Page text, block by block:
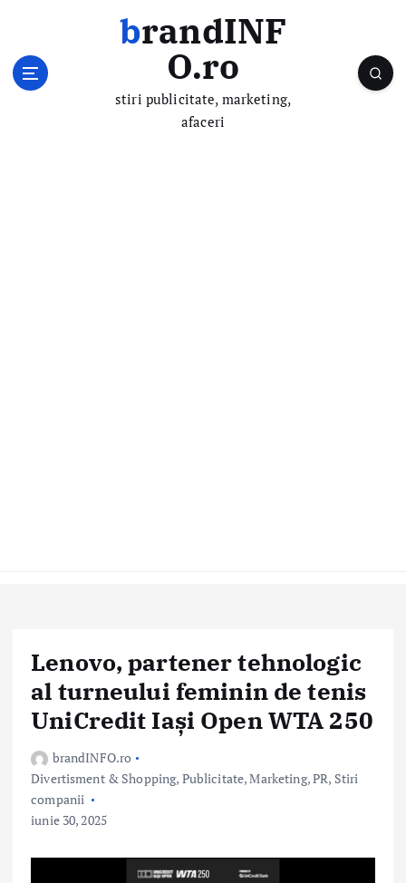
brandINF
O.ro
stiri publicitate, marketing,
afaceri
Lenovo, partener tehnologic
al turneului feminin de tenis
UniCredit Iași Open WTA 250
brandINFO.ro
Divertisment & Shopping, Publicitate, Marketing, PR, Stiri
companii
iunie 30, 2025